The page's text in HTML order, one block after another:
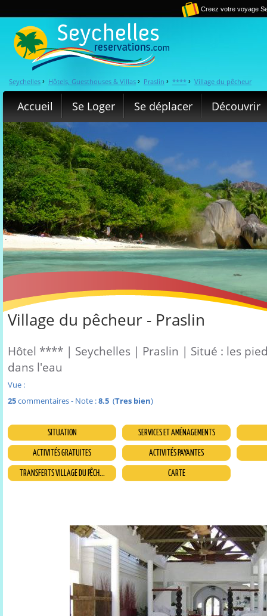
Creez votre voyage
Seychelles › Hôtels, Guesthouses & Villas › Praslin › **** › Village du pêcheur
Accueil Se Loger Se déplacer Découvrir
Village du pêcheur - Praslin
Hôtel **** | Seychelles | Praslin | Situé : les
dans l'eau
Vue :
25commentaires - Note :8.5 (Tres bien)
SITUATION
SERVICES ET AMÉNAGEMENTS
ACTIVITÉS GRATUITES
ACTIVITÉS PAYANTES
TRANSFERTS VILLAGE DU PÊCH...
CARTE